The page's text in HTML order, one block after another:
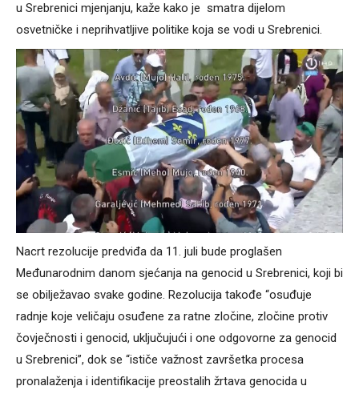
u Srebrenici mjenjanju, kaže kako je smatra dijelom
osvetničke i neprihvatljive politike koja se vodi u Srebrenici.
Nacrt rezolucije predviđa da 11. juli bude proglašen
Međunarodnim danom sjećanja na genocid u Srebrenici, koji bi
se obilježavao svake godine. Rezolucija takođe “osuđuje
radnje koje veličaju osuđene za ratne zločine, zločine protiv
čovječnosti i genocid, uključujući i one odgovorne za genocid
u Srebrenici”, dok se “ističe važnost završetka procesa
pronalaženja i identifikacije preostalih žrtava genocida u